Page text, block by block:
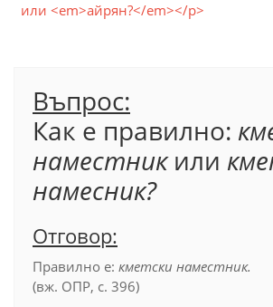
или <em>айрян?</em></p>
Въпрос:
Как е правилно:
наместникили
намесник?
Отговор:
Правилно е: кметски наместник.
(вж. ОПР, с. 396)